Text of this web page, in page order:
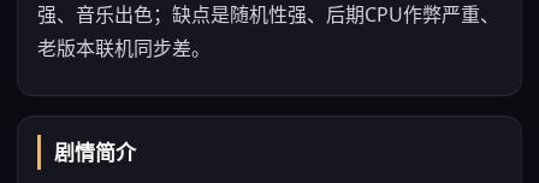
强、音乐出色；缺点是随机性强、后期CPU作弊严重、
老版本联机同步差。
剧情简介